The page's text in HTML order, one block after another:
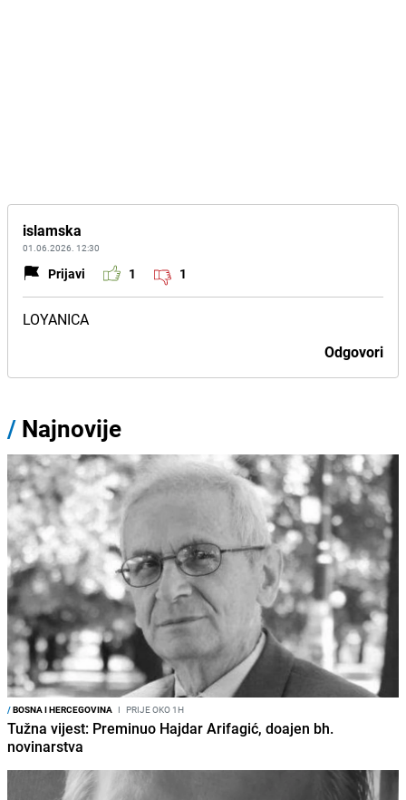
islamska
01.06.2026. 12:30
Prijavi 1 1
LOYANICA
Odgovori
/ Najnovije
/BOSNA I HERCEGOVINA I PRIJE OKO 1H
Tužna vijest: Preminuo Hajdar Arifagić, doajen bh.
novinarstva